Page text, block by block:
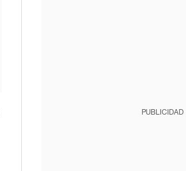
PUBLICIDAD